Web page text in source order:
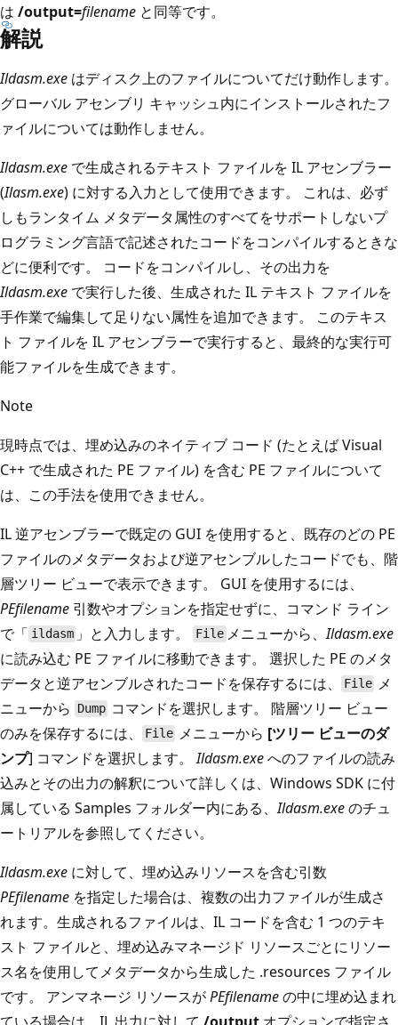
は /output=filename と同等です。
解説
Ildasm.exe はディスク上のファイルについてだけ動作します。
グローバル アセンブリ キャッシュ内にインストールされたフ
ァイルについては動作しません。
Ildasm.exe で生成されるテキスト ファイルを IL アセンブラー
(Ilasm.exe) に対する入力として使用できます。 これは、必ず
しもランタイム メタデータ属性のすべてをサポートしないプ
ログラミング言語で記述されたコードをコンパイルするときな
どに便利です。 コードをコンパイルし、その出力を
Ildasm.exe で実行した後、生成された IL テキスト ファイルを
手作業で編集して足りない属性を追加できます。 このテキス
ト ファイルを IL アセンブラーで実行すると、最終的な実行可
能ファイルを生成できます。
Note
現時点では、埋め込みのネイティブ コード (たとえば Visual
C++ で生成された PE ファイル) を含む PE ファイルについて
は、この手法を使用できません。
IL 逆アセンブラーで既定の GUI を使用すると、既存のどの PE
ファイルのメタデータおよび逆アセンブルしたコードでも、階
層ツリー ビューで表示できます。 GUI を使用するには、
PEfilename 引数やオプションを指定せずに、コマンド ライン
で「 ildasm 」と入力します。 Fileメニューから、Ildasm.exe
に読み込む PE ファイルに移動できます。 選択した PE のメタ
データと逆アセンブルされたコードを保存するには、
File メ
ニューから
Dump コマンドを選択します。 階層ツリー ビュー
のみを保存するには、
File メニューから [ツリー ビューのダ
ンプ] コマンドを選択します。Ildasm.exeへのファイルの読み
込みとその出力の解釈について詳しくは、Windows SDK に付
属している Samples フォルダー内にある、Ildasm.exeのチュ
ートリアルを参照してください。
Ildasm.exe に対して、埋め込みリソースを含む引数
PEfilename を指定した場合は、複数の出力ファイルが生成さ
れます。生成されるファイルは、IL コードを含む 1 つのテキ
スト ファイルと、埋め込みマネージド リソースごとにリソー
ス名を使用してメタデータから生成した .resources ファイル
です。 アンマネージ リソースがPEfilenameの中に埋め込まれ
ている場合は、IL 出力に対して /output オプションで指定さ